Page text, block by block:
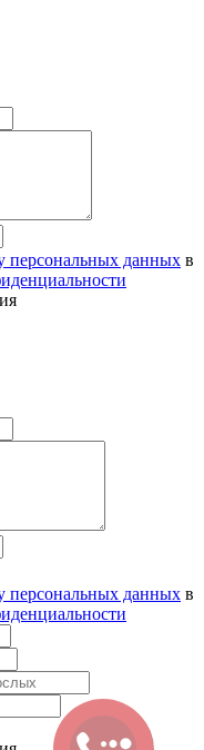
персональных данных в
персональных данных в